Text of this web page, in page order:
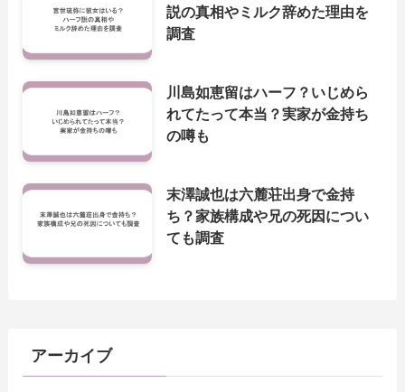
説の真相やミルク辞めた理由を
調査
川島如恵留はハーフ？いじめら
れてたって本当？実家が金持ち
の噂も
末澤誠也は六麓荘出身で金持
ち？家族構成や兄の死因につい
ても調査
アーカイブ